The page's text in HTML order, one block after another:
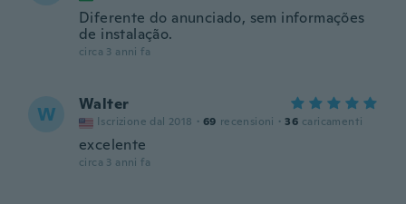
Diferente do anunciado, sem informações
de instalação.
circa 3 anni fa
W Walter
Iscrizione dal 2018 · 69 recensioni · 36 caricamenti
excelente
circa 3 anni fa